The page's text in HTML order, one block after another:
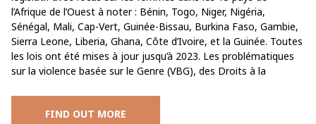
l’Afrique de l’Ouest à noter : Bénin, Togo, Niger, Nigéria,
Sénégal, Mali, Cap-Vert, Guinée-Bissau, Burkina Faso, Gambie,
Sierra Leone, Liberia, Ghana, Côte d’Ivoire, et la Guinée. Toutes
les lois ont été mises à jour jusqu’à 2023. Les problématiques
sur la violence basée sur le Genre (VBG), des Droits à la
FIND OUT MORE